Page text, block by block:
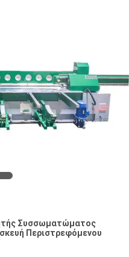
Συσσωματώματος
Περιστρεφόμενου